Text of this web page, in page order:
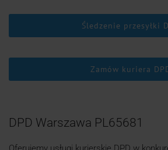
Śledzenie przesyłki
Zamów kuriera
DPD Warszawa PL65681